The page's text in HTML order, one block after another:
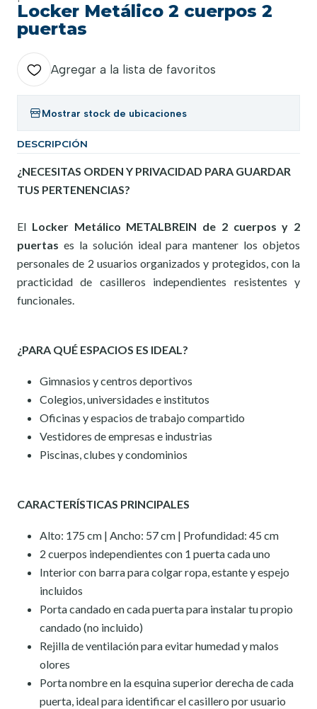
Locker Metálico 2 cuerpos 2
puertas
Agregar a la lista de favoritos
Mostrar stock de ubicaciones
DESCRIPCIÓN
¿NECESITAS ORDEN Y PRIVACIDAD PARA GUARDAR
TUS PERTENENCIAS?
El Locker Metálico METALBREIN de 2 cuerpos y 2
puertas es la solución ideal para mantener los objetos
personales de 2 usuarios organizados y protegidos, con la
practicidad de casilleros independientes resistentes y
funcionales.
¿PARA QUÉ ESPACIOS ES IDEAL?
Gimnasios y centros deportivos
Colegios, universidades e institutos
Oficinas y espacios de trabajo compartido
Vestidores de empresas e industrias
Piscinas, clubes y condominios
CARACTERÍSTICAS PRINCIPALES
Alto: 175 cm | Ancho: 57 cm | Profundidad: 45 cm
2 cuerpos independientes con 1 puerta cada uno
Interior con barra para colgar ropa, estante y espejo
incluidos
Porta candado en cada puerta para instalar tu propio
candado (no incluido)
Rejilla de ventilación para evitar humedad y malos
olores
Porta nombre en la esquina superior derecha de cada
puerta, ideal para identificar el casillero por usuario